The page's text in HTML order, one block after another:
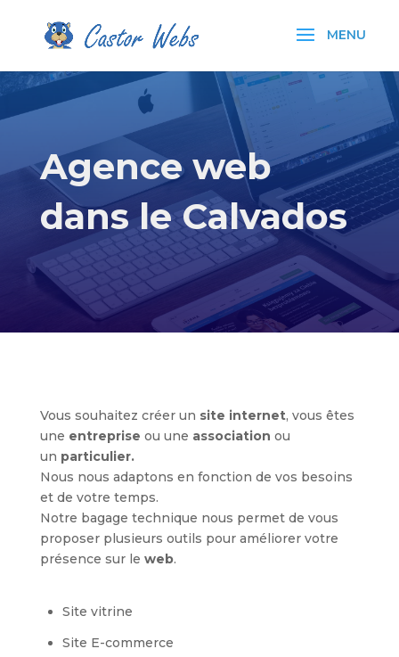
Agence web
dans le Calvados
Vous souhaitez créer un site internet, vous êtes
une entreprise ou une association ou
un particulier.
Nous nous adaptons en fonction de vos besoins
et de votre temps.
Notre bagage technique nous permet de vous
proposer plusieurs outils pour améliorer votre
présence sur le web.
Site vitrine
Site E-commerce